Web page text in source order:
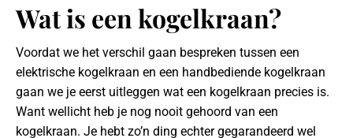
Wat is een kogelkraan?
Voordat we het verschil gaan bespreken tussen een
elektrische kogelkraan en een handbediende kogelkraan
gaan we je eerst uitleggen wat een kogelkraan precies is.
Want wellicht heb je nog nooit gehoord van een
kogelkraan. Je hebt zo’n ding echter gegarandeerd wel